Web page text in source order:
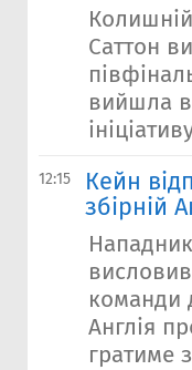
Саттон
вийшла
12:15
Кейн
збірній
Нападник
команди
Англія
гратиме